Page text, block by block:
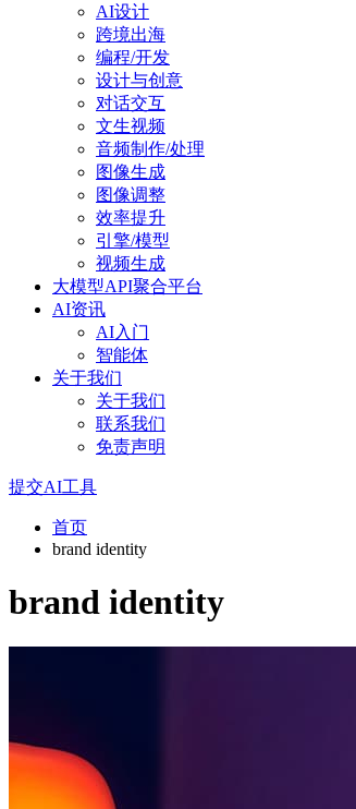
AI设计
跨境出海
编程/开发
设计与创意
对话交互
文生视频
音频制作/处理
图像生成
图像调整
效率提升
引擎/模型
视频生成
大模型API聚合平台
AI资讯
AI入门
智能体
关于我们
关于我们
联系我们
免责声明
提交AI工具
首页
brand identity
brand identity